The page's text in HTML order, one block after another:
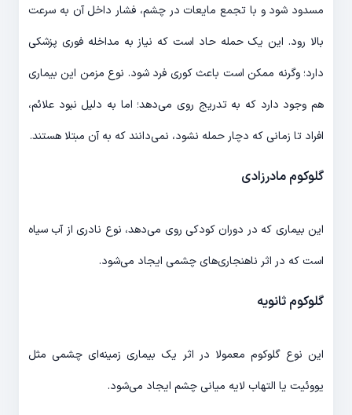
مسدود شود و با تجمع مایعات در چشم، فشار داخل آن به سرعت
بالا رود. این یک حمله حاد است که نیاز به مداخله فوری پزشکی
دارد؛ وگرنه ممکن است باعث کوری فرد شود. نوع مزمن این بیماری
هم وجود دارد که به تدریج روی می‌دهد؛ اما به دلیل نبود علائم،
افراد تا زمانی که دچار حمله نشود، نمی‌دانند که به آن مبتلا هستند.
گلوکوم مادرزادی
این بیماری که در دوران کودکی روی می‌دهد، نوع نادری از آب سیاه
است که در اثر ناهنجاری‌های چشمی ایجاد می‌شود.
گلوکوم ثانویه
این نوع گلوکوم معمولا در اثر یک بیماری زمینه‌ای چشمی مثل
یووئیت یا التهاب لایه میانی چشم ایجاد می‌شود.